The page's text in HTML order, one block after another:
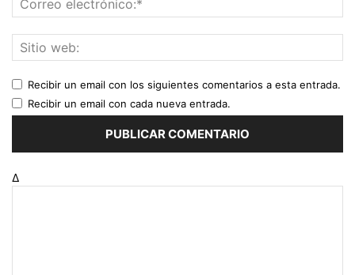
Recibir un email con los siguientes comentarios a esta entrada.
Recibir un email con cada nueva entrada.
Δ